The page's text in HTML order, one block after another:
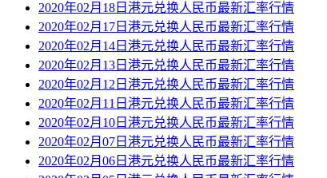
2020年02月18日港元兑换人民币最新汇率行情
2020年02月17日港元兑换人民币最新汇率行情
2020年02月14日港元兑换人民币最新汇率行情
2020年02月13日港元兑换人民币最新汇率行情
2020年02月12日港元兑换人民币最新汇率行情
2020年02月11日港元兑换人民币最新汇率行情
2020年02月10日港元兑换人民币最新汇率行情
2020年02月07日港元兑换人民币最新汇率行情
2020年02月06日港元兑换人民币最新汇率行情